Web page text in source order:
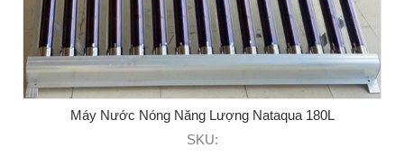
Máy Nước Nóng Năng Lượng Nataqua 180L
SKU: